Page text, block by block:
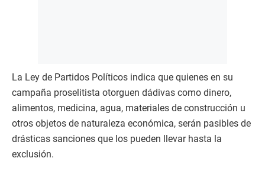
La Ley de Partidos Políticos indica que quienes en su
campaña proselitista otorguen dádivas como dinero,
alimentos, medicina, agua, materiales de construcción u
otros objetos de naturaleza económica, serán pasibles de
drásticas sanciones que los pueden llevar hasta la
exclusión.